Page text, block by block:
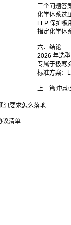
三个问题答
化学体系过
LFP 保护板
指定化学体
六、结论
2026 年选
专属于极寒
标准方案：
上一篇:电动
讯要求怎么落地
议清单